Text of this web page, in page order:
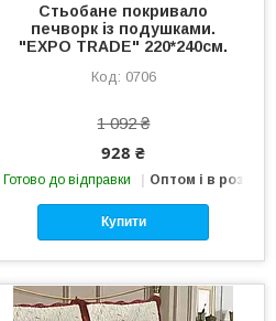
Стьобане покривало
печворк із подушками.
"EXPO TRADE" 220*240см.
0706
1 092 ₴
928 ₴
Готово до відправки Оптом і в роздріб
Купити